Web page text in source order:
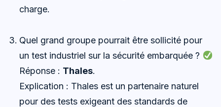
charge.
Quel grand groupe pourrait être sollicité pour
un test industriel sur la sécurité embarquée ?
Réponse : Thales.
Explication : Thales est un partenaire naturel
pour des tests exigeant des standards de